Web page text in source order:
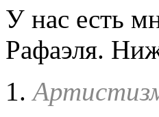
У нас есть
Рафаэля.
1.